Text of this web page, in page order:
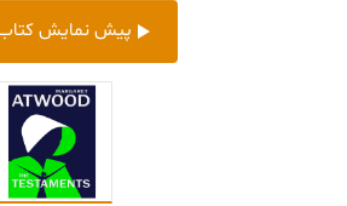
پیش‌ نمایش